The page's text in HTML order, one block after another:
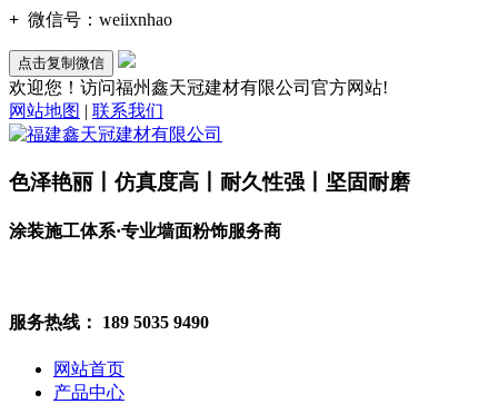
+ 微信号： weiixnhao
点击复制微信
欢迎您！访问福州鑫天冠建材有限公司官方网站!
网站地图 | 联系我们
色泽艳丽丨仿真度高丨耐久性强丨坚固耐磨
涂装施工体系·专业墙面粉饰服务商
服务热线： 189 5035 9490
网站首页
产品中心